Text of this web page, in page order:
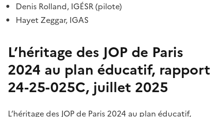
Denis Rolland, IGÉSR (pilote)
Hayet Zeggar, IGAS
L’héritage des JOP de Paris
2024 au plan éducatif, rapport
24-25-025C, juillet 2025
L’héritage des JOP de Paris 2024 au plan éducatif,